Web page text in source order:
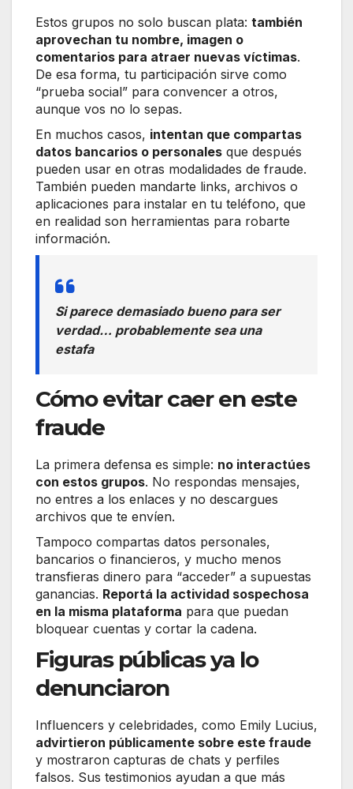
Estos grupos no solo buscan plata: también
aprovechan tu nombre, imagen o
comentarios para atraer nuevas víctimas.
De esa forma, tu participación sirve como
“prueba social” para convencer a otros,
aunque vos no lo sepas.
En muchos casos, intentan que compartas
datos bancarios o personales que después
pueden usar en otras modalidades de fraude.
También pueden mandarte links, archivos o
aplicaciones para instalar en tu teléfono, que
en realidad son herramientas para robarte
información.
Si parece demasiado bueno para ser
verdad… probablemente sea una
estafa
Cómo evitar caer en este
fraude
La primera defensa es simple: no interactúes
con estos grupos. No respondas mensajes,
no entres a los enlaces y no descargues
archivos que te envíen.
Tampoco compartas datos personales,
bancarios o financieros, y mucho menos
transfieras dinero para “acceder” a supuestas
ganancias. Reportá la actividad sospechosa
en la misma plataforma para que puedan
bloquear cuentas y cortar la cadena.
Figuras públicas ya lo
denunciaron
Influencers y celebridades, como Emily Lucius,
advirtieron públicamente sobre este fraude
y mostraron capturas de chats y perfiles
falsos. Sus testimonios ayudan a que más